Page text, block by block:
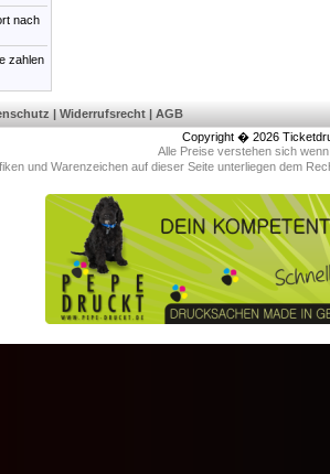
nach
zahlen
| Widerrufsrecht | AGB
Copyright � 2026
Alle Preise verstehen sich
und Warenzeichen auf dieser Seite unterliegen dem